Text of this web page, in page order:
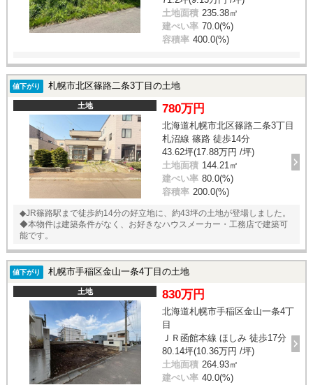
土地面積 235.38㎡
建ぺい率 70.0(%)
容積率 400.0(%)
値下がり 札幌市北区篠路二条3丁目の土地
土地 780万円
北海道札幌市北区篠路二条3丁目
札沼線 篠路 徒歩14分
43.62坪(17.88万円 /坪)
土地面積 144.21㎡
建ぺい率 80.0(%)
容積率 200.0(%)
◆JR篠路駅まで徒歩約14分の好立地に、約43坪の土地が登場しました。
◆本物件は建築条件がなく、お好きなハウスメーカー・工務店で建築可
能です。
値下がり 札幌市手稲区金山一条4丁目の土地
土地 830万円
北海道札幌市手稲区金山一条4丁
目
ＪＲ函館本線 ほしみ 徒歩17分
80.14坪(10.36万円 /坪)
土地面積 264.93㎡
建ぺい率 40.0(%)